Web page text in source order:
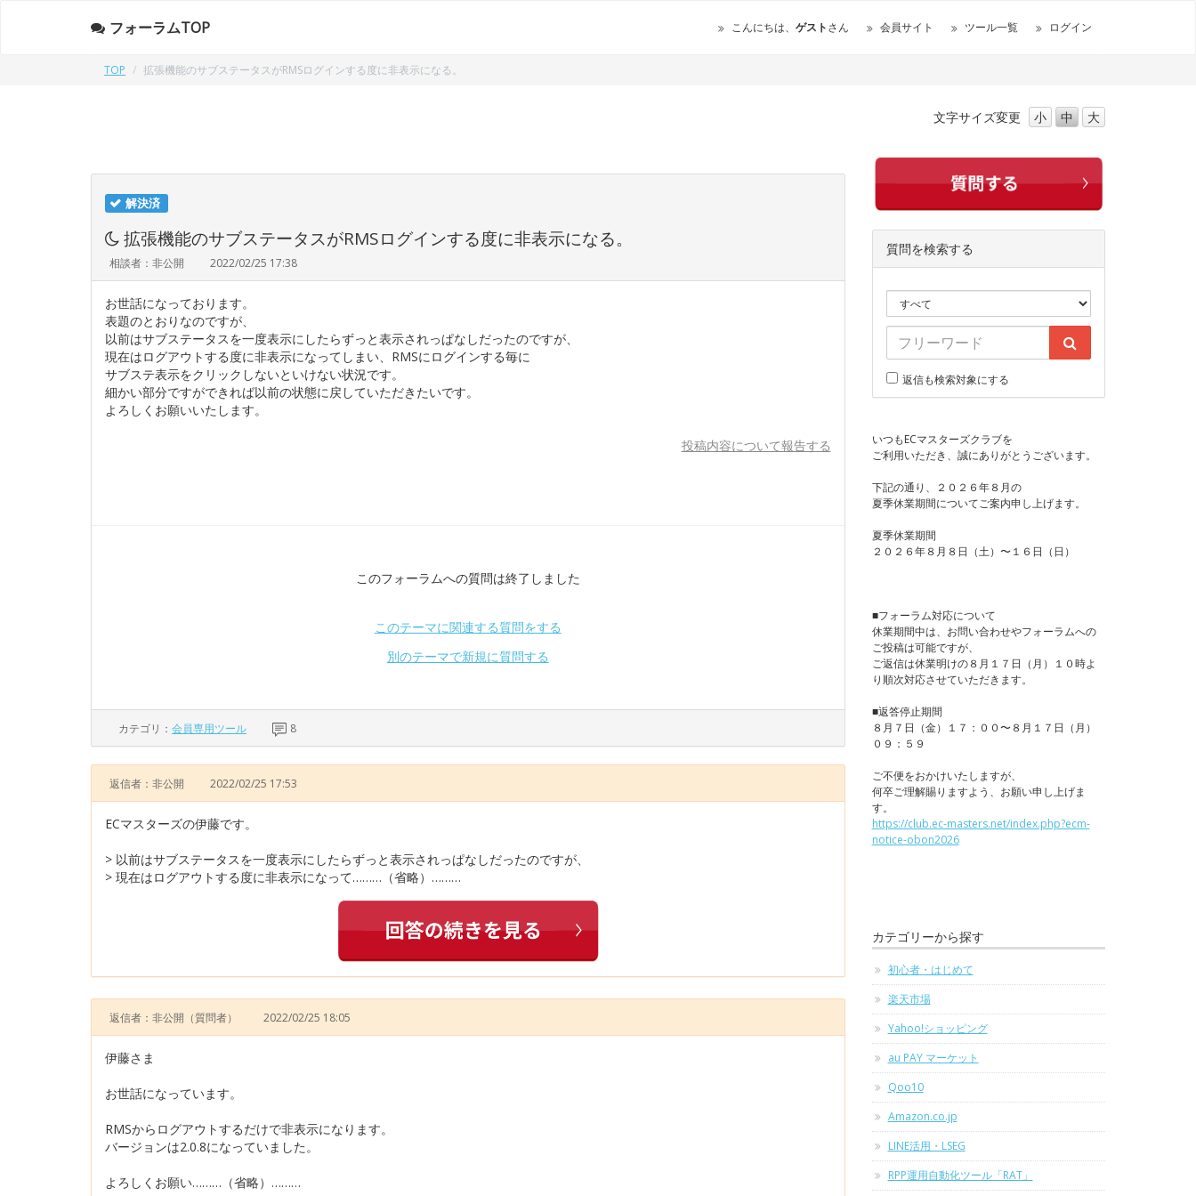
フォーラムTOP こんにちは、 ゲストさん 会員サイト ツール一覧 ログイン
TOP 拡張機能のサブステータスがRMSログインする度に非表示になる。
文字サイズ変更 小 中 大
解決済
拡張機能のサブステータスがRMSログインする度に非表示になる。
相談者：非公開 2022/02/25 17:38
お世話になっております。
表題のとおりなのですが、
以前はサブステータスを一度表示にしたらずっと表示されっぱなしだったのですが、
現在はログアウトする度に非表示になってしまい、RMSにログインする毎に
サブステ表示をクリックしないといけない状況です。
細かい部分ですができれば以前の状態に戻していただきたいです。
よろしくお願いいたします。
投稿内容について報告する
このフォーラムへの質問は終了しました
このテーマに関連する質問をする
別のテーマで新規に質問する
カテゴリ： 会員専用ツール 8
返信者：非公開 2022/02/25 17:53
ECマスターズの伊藤です。
> 以前はサブステータスを一度表示にしたらずっと表示されっぱなしだったのですが、
> 現在はログアウトする度に非表示になって………（省略）………
返信者：非公開 （質問者） 2022/02/25 18:05
伊藤さま
お世話になっています。
RMSからログアウトするだけで非表示になります。
バージョンは2.0.8になっていました。
よろしくお願い………（省略）………
質問を検索する
返信も検索対象にする
いつもECマスターズクラブを
ご利用いただき、誠にありがとうございます。
下記の通り、２０２６年８月の
夏季休業期間についてご案内申し上げます。
夏季休業期間
２０２６年８月８日（土）〜１６日（日）
■フォーラム対応について
休業期間中は、お問い合わせやフォーラムへの
ご投稿は可能ですが、
ご返信は休業明けの８月１７日（月）１０時よ
り順次対応させていただきます。
■返答停止期間
８月７日（金）１７：００〜８月１７日（月）
０９：５９
ご不便をおかけいたしますが、
何卒ご理解賜りますよう、お願い申し上げま
す。
https://club.ec-masters.net/index.php?ecm-
notice-obon2026
カテゴリーから探す
初心者・はじめて
楽天市場
Yahoo!ショッピング
au PAY マーケット
Qoo10
Amazon.co.jp
LINE活用・LSEG
RPP運用自動化ツール「RAT」